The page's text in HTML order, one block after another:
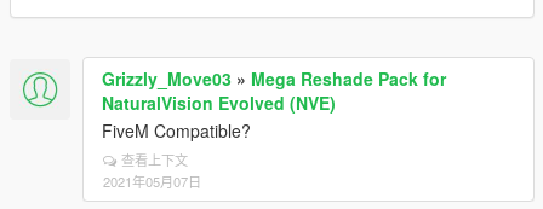
Grizzly_Move03 » Mega Reshade Pack for
NaturalVision Evolved (NVE)
FiveM Compatible?
查看上下文
2021年05月07日